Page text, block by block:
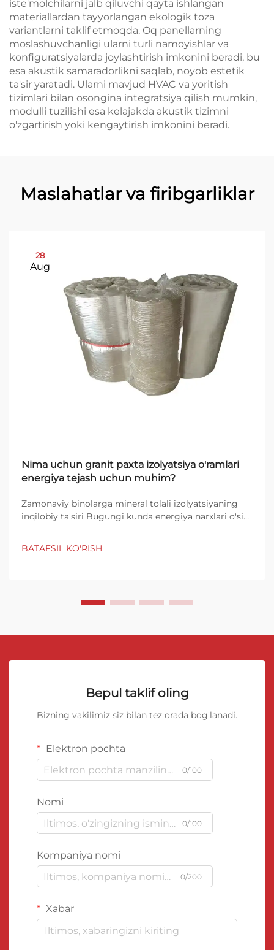
iste'molchilarni jalb qiluvchi qayta ishlangan
materiallardan tayyorlangan ekologik toza
variantlarni taklif etmoqda. Oq panellarning
moslashuvchanligi ularni turli namoyishlar va
konfiguratsiyalarda joylashtirish imkonini beradi, bu
esa akustik samaradorlikni saqlab, noyob estetik
ta'sir yaratadi. Ularni mavjud HVAC va yoritish
tizimlari bilan osongina integratsiya qilish mumkin,
modulli tuzilishi esa kelajakda akustik tizimni
o'zgartirish yoki kengaytirish imkonini beradi.
Maslahatlar va firibgarliklar
28
Aug
Nima uchun granit paxta izolyatsiya o'ramlari
energiya tejash uchun muhim?
Zamonaviy binolarga mineral tolali izolyatsiyaning
inqilobiy ta'siri Bugungi kunda energiya narxlari o'sib
qoplama barqaror qurilish amaliyotining asosiy
BATAFSIL KO'RISH
Bepul taklif oling
Bizning vakilimiz siz bilan tez orada bog'lanadi.
Elektron pochta
0/100
Nomi
0/100
Kompaniya nomi
0/200
Xabar